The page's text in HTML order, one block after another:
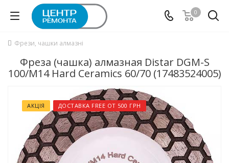
0
Фрези, чашки алмазні
Фреза (чашка) алмазная Distar DGM-S
100/M14 Hard Ceramics 60/70 (17483524005)
АКЦІЯ ДОСТАВКА FREE ОТ 500 ГРН